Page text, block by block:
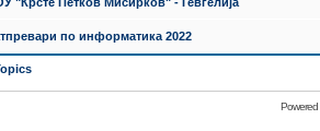
по информатика 2022